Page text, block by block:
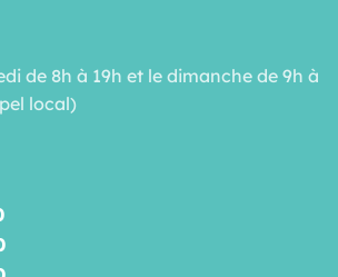
de 8h à 19h et le dimanche de 9h à
local)